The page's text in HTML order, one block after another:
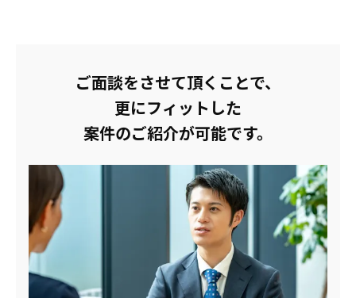
ご面談をさせて頂くことで、
更にフィットした
案件のご紹介が可能です。